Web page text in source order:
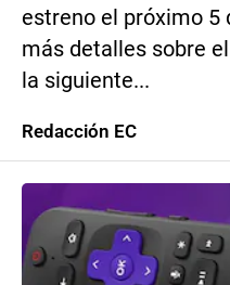
estreno el próximo 5
más detalles sobre
la siguiente...
Redacción EC